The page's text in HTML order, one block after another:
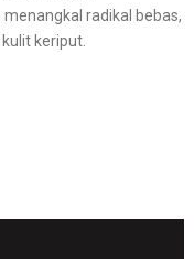
radikal bebas,
keriput.